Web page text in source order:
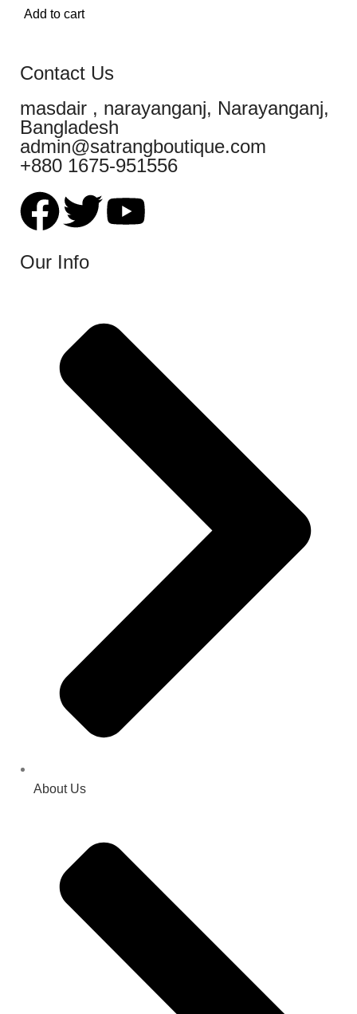
Add to cart
Contact Us
masdair , narayanganj, Narayanganj,
Bangladesh
admin@satrangboutique.com
+880 1675-951556
Our Info
About Us